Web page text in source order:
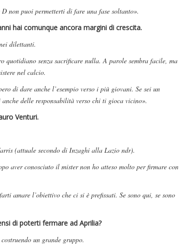
non puoi permetterti di fare una fase soltanto».
hai comunque ancora margini di crescita.
dilettanti.
senza sacrificare nulla. A parole sembra facile, ma
nel calcio.
di dare anche l’esempio verso i più giovani. Se sei un
delle responsabilità verso chi ti gioca vicino».
Venturi.
(attuale secondo di Inzaghi alla Lazio ndr).
aver conosciuto il mister non ho atteso molto per firmare con
amare l’obiettivo che ci si è prefissati. Se sono qui, se sono
di poterti fermare ad Aprilia?
un grande gruppo.